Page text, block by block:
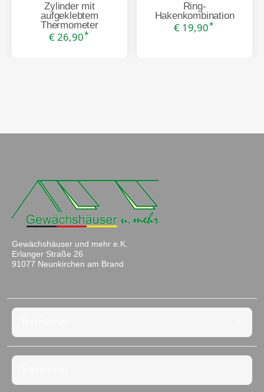
Zylinder mit
aufgeklebtem
Thermometer
€ 26,90*
Ring-
Hakenkombination
€ 19,90*
Gewächshäuser und mehr e.K.
Erlanger Straße 26
91077 Neunkirchen am Brand